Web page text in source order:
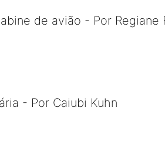
de avião - Por Regiane
- Por Caiubi Kuhn